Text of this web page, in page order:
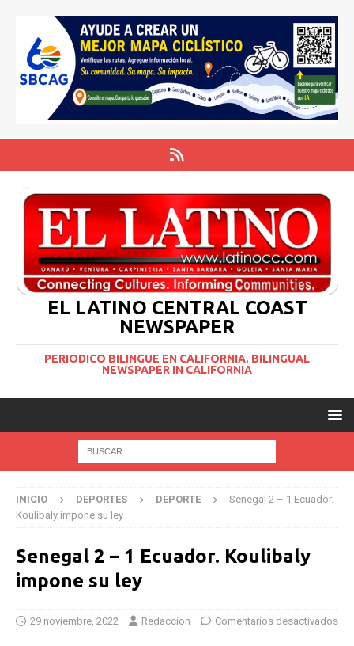
EL LATINO CENTRAL COAST
NEWSPAPER
PERIODICO BILINGUE EN CALIFORNIA. BILINGUAL
NEWSPAPER IN CALIFORNIA
INICIO DEPORTES DEPORTE
Senegal 2 – 1 Ecuador.
Koulibaly impone su ley
Senegal 2 – 1 Ecuador. Koulibaly
impone su ley
29 noviembre, 2022 Redaccion Comentarios desactivados